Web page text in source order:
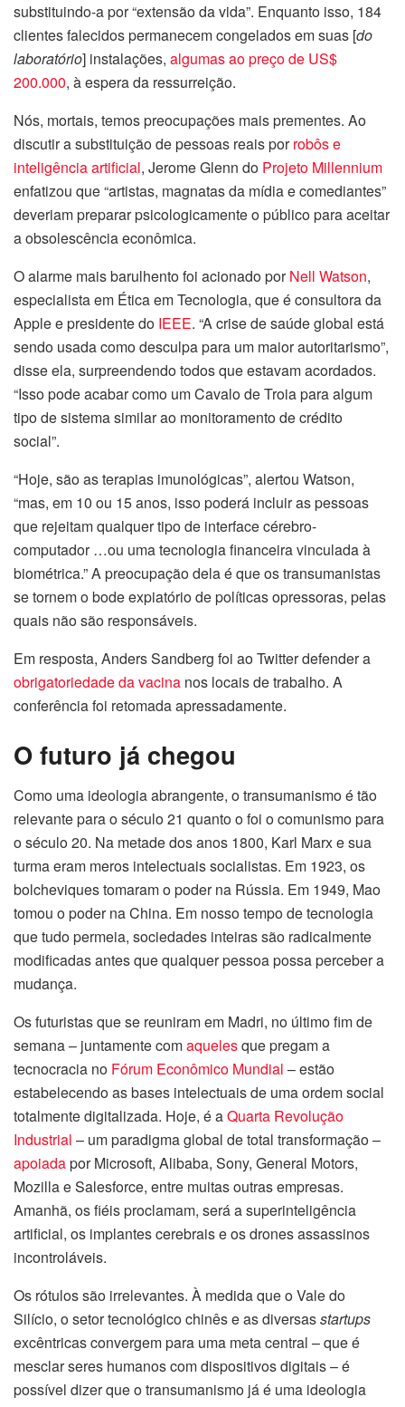
substituindo-a por “extensão da vida”. Enquanto isso, 184
clientes falecidos permanecem congelados em suas [do
laboratório] instalações, algumas ao preço de US$
200.000, à espera da ressurreição.
Nós, mortais, temos preocupações mais prementes. Ao
discutir a substituição de pessoas reais porrobôs e
inteligência artificial, Jerome Glenn do Projeto Millennium
enfatizou que “artistas, magnatas da mídia e comediantes”
deveriam preparar psicologicamente o público para aceitar
a obsolescência econômica.
O alarme mais barulhento foi acionado porNell Watson,
especialista em Ética em Tecnologia, que é consultora da
Apple e presidente do IEEE. “A crise de saúde global está
sendo usada como desculpa para um maior autoritarismo”,
disse ela, surpreendendo todos que estavam acordados.
“Isso pode acabar como um Cavalo de Troia para algum
tipo de sistema similar ao monitoramento de crédito
social”.
“Hoje, são as terapias imunológicas”, alertou Watson,
“mas, em 10 ou 15 anos, isso poderá incluir as pessoas
que rejeitam qualquer tipo de interface cérebro-
computador …ou uma tecnologia financeira vinculada à
biométrica.” A preocupação dela é que os transumanistas
se tornem o bode expiatório de políticas opressoras, pelas
quais não são responsáveis.
Em resposta, Anders Sandberg foi ao Twitter defender a
obrigatoriedade da vacina nos locais de trabalho. A
conferência foi retomada apressadamente.
O futuro já chegou
Como uma ideologia abrangente, o transumanismo é tão
relevante para o século 21 quanto o foi o comunismo para
o século 20. Na metade dos anos 1800, Karl Marx e sua
turma eram meros intelectuais socialistas. Em 1923, os
bolcheviques tomaram o poder na Rússia. Em 1949, Mao
tomou o poder na China. Em nosso tempo de tecnologia
que tudo permeia, sociedades inteiras são radicalmente
modificadas antes que qualquer pessoa possa perceber a
mudança.
Os futuristas que se reuniram em Madri, no último fim de
semana – juntamente comaquelesque pregam a
tecnocracia no Fórum Econômico Mundial – estão
estabelecendo as bases intelectuais de uma ordem social
totalmente digitalizada. Hoje, é aQuarta Revolução
Industrial – um paradigma global de total transformação –
apoiadapor Microsoft, Alibaba, Sony, General Motors,
Mozilla e Salesforce, entre muitas outras empresas.
Amanhã, os fiéis proclamam, será a superinteligência
artificial, os implantes cerebrais e os drones assassinos
incontroláveis.
Os rótulos são irrelevantes. À medida que o Vale do
Silício, o setor tecnológico chinês e as diversasstartups
excêntricas convergem para uma meta central – que é
mesclar seres humanos com dispositivos digitais – é
possível dizer que o transumanismo já é uma ideologia